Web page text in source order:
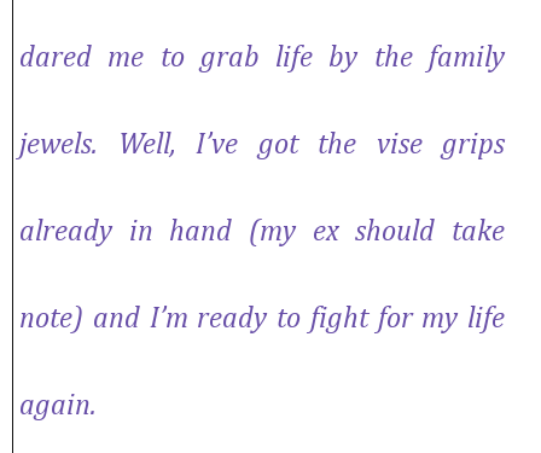
dared me to grab life by the family
jewels. Well, I’ve got the vise grips
already in hand (my ex should take
note) and I’m ready to fight for my life
again.